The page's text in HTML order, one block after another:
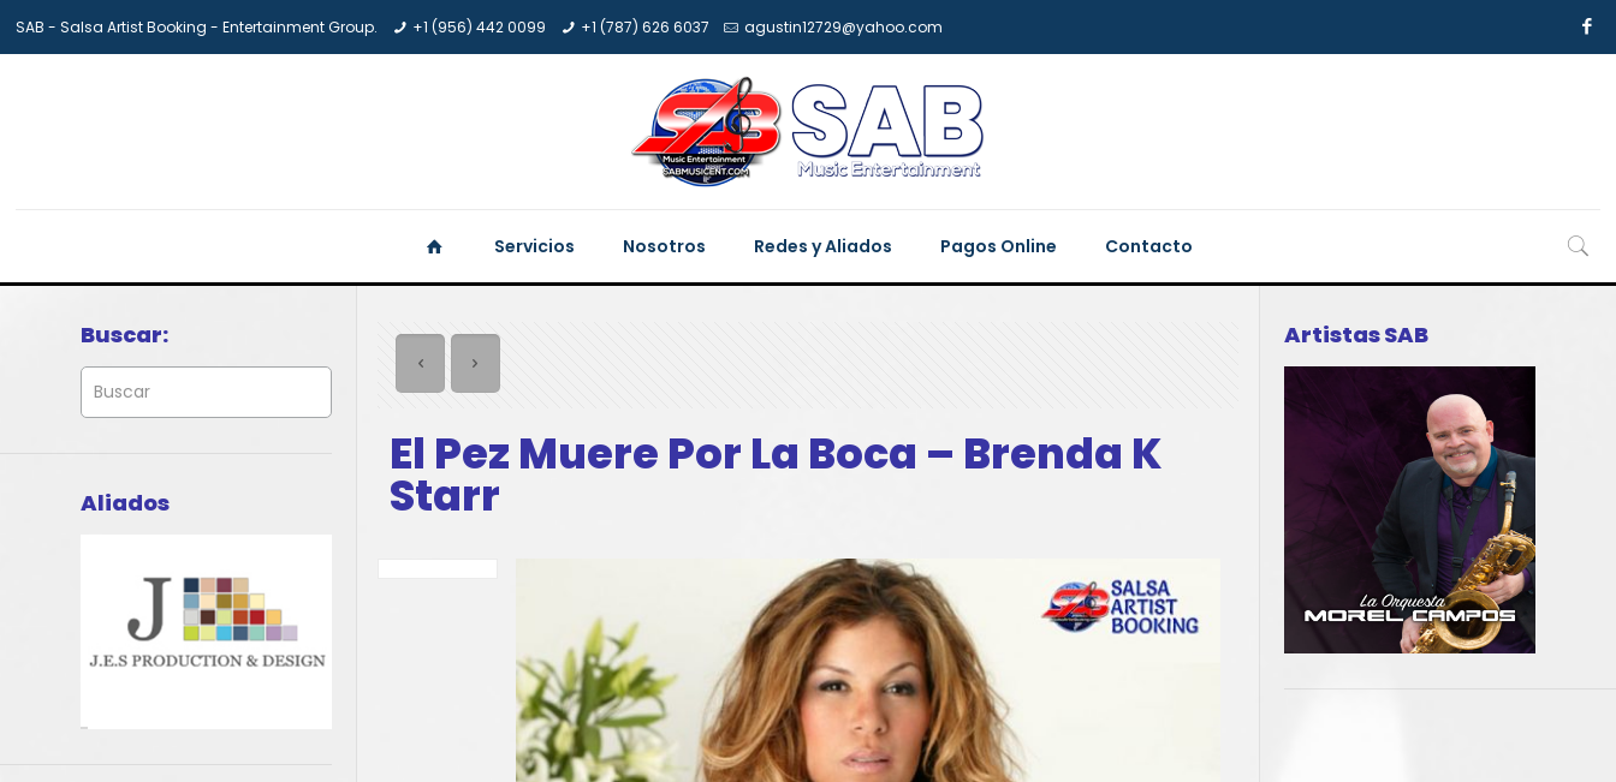
SAB - Salsa Artist Booking - Entertainment Group. +1 (956) 442 0099 +1 (787) 626 6037 agustin12729@yahoo.com
Servicios Nosotros Redes y Aliados Pagos Online Contacto
El Pez Muere Por La Boca – Brenda K
Starr
Buscar:
Aliados
Artistas SAB